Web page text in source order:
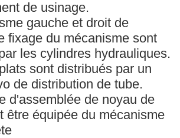
de usinage.
gauche et droit de
fixage du mécanisme sont
les cylindres hydrauliques.
sont distribués par un
de distribution de tube.
d'assemblée de noyau de
être équipée du mécanisme